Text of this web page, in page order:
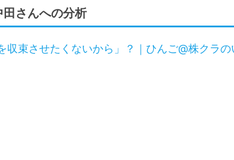
さんへの分析
束させたくないから」？｜ひんご@株クラの